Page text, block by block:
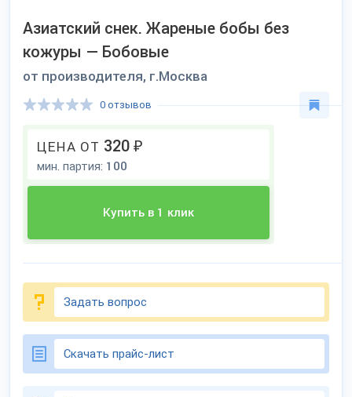
Азиатский снек. Жареные бобы без
кожуры — Бобовые
от производителя, г.Москва
ЦЕНА ОТ 320 ₽
мин. партия: 100
Купить в 1 клик
0 отзывов
Задать вопрос
Скачать прайс-лист